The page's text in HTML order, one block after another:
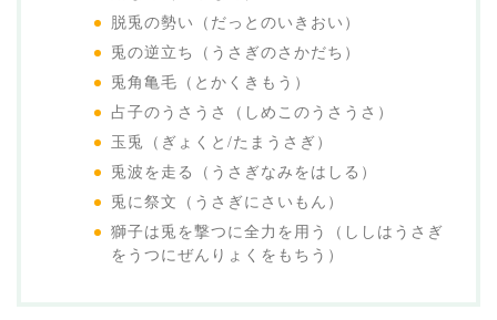
脱兎の勢い（だっとのいきおい）
兎の逆立ち（うさぎのさかだち）
兎角亀毛（とかくきもう）
占子のうさうさ（しめこのうさうさ）
玉兎（ぎょくと/たまうさぎ）
兎波を走る（うさぎなみをはしる）
兎に祭文（うさぎにさいもん）
獅子は兎を撃つに全力を用う（ししはうさぎ
をうつにぜんりょくをもちう）